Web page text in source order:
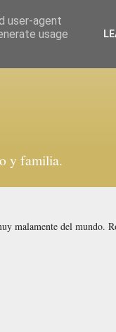
y familia.
malamente del mundo.
user-agent
usage